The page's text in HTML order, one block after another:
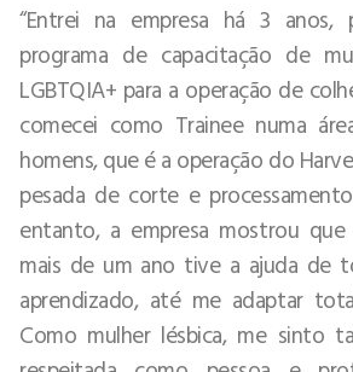
“Entrei na empresa há 3
programa de capacitação de
LGBTQIA+ para a operação de
comecei como Trainee numa
homens, que é a operação do
pesada de corte e
entanto, a empresa mostrou
mais de um ano tive a ajuda de
aprendizado, até me adaptar
Como mulher lésbica, me sinto